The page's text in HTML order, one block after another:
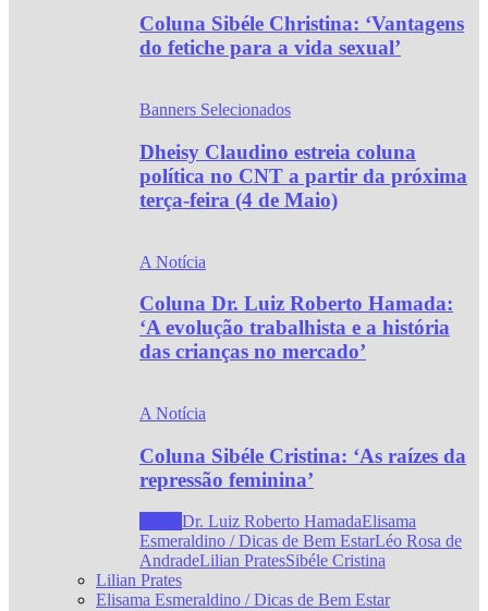
Coluna Sibéle Christina: ‘Vantagens
do fetiche para a vida sexual’
Banners Selecionados
Dheisy Claudino estreia coluna
política no CNT a partir da próxima
terça-feira (4 de Maio)
A Notícia
Coluna Dr. Luiz Roberto Hamada:
‘A evolução trabalhista e a história
das crianças no mercado’
A Notícia
Coluna Sibéle Cristina: ‘As raízes da
repressão feminina’
Dr. Luiz Roberto HamadaElisama
Esmeraldino / Dicas de Bem EstarLéo Rosa de
AndradeLilian PratesSibéle Cristina
Lilian Prates
Elisama Esmeraldino / Dicas de Bem Estar